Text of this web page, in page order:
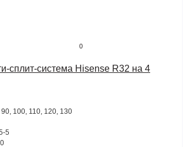
0
сплит-система Hisense R32 на 4
100, 110, 120, 130
5